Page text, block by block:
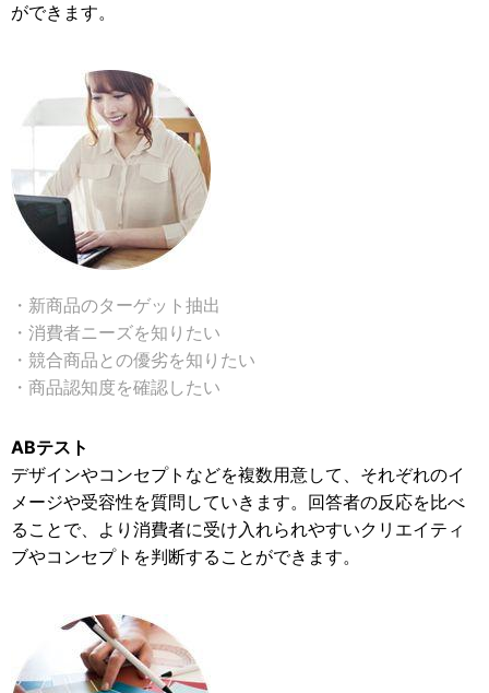
ができます。
・新商品のターゲット抽出
・消費者ニーズを知りたい
・競合商品との優劣を知りたい
・商品認知度を確認したい
ABテスト
デザインやコンセプトなどを複数用意して、それぞれのイ
メージや受容性を質問していきます。回答者の反応を比べ
ることで、より消費者に受け入れられやすいクリエイティ
ブやコンセプトを判断することができます。